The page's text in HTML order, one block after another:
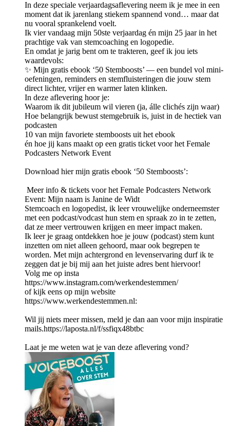
In deze speciale verjaardagsaflevering neem ik je mee in een
moment dat ik jarenlang stiekem spannend vond… maar dat
nu vooral sprankelend voelt.
Ik vier vandaag mijn 50ste verjaardag én mijn 25 jaar in het
prachtige vak van stemcoaching en logopedie.
En omdat je jarig bent om te trakteren, geef ik jou iets
waardevols:
✨ Mijn gratis ebook ‘50 Stemboosts’ — een bundel vol mini-
oefeningen, reminders en stemfluisteringen die jouw stem
direct lichter, vrijer en warmer laten klinken.
In deze aflevering hoor je:
Waarom ik dit jubileum wil vieren (ja, álle clichés zijn waar)
Hoe belangrijk bewust stemgebruik is, juist in de hectiek van
podcasten
10 van mijn favoriete stemboosts uit het ebook
én hoe jij kans maakt op een gratis ticket voor het Female
Podcasters Network Event
Download hier mijn gratis ebook ‘50 Stemboosts’:
️ Meer info & tickets voor het Female Podcasters Network
Event: Mijn naam is Janine de Widt
Stemcoach en logopedist, ik leer vrouwelijke onderneemster
met een podcast/vodcast hun stem en spraak zo in te zetten,
dat ze meer vertrouwen krijgen en meer impact maken.
Ik leer je graag ontdekken hoe je jouw (podcast) stem kunt
inzetten om niet alleen gehoord, maar ook begrepen te
worden. Met mijn achtergrond en levenservaring durf ik te
zeggen dat je bij mij aan het juiste adres bent hiervoor!
Volg me op insta
https://www.instagram.com/werkendestemmen/
of kijk eens op mijn website
https://www.werkendestemmen.nl:
Wil jij niets meer missen, meld je dan aan voor mijn inspiratie
mails.https://laposta.nl/f/ssfiqx48btbc
Laat je me weten wat je van deze aflevering vond?